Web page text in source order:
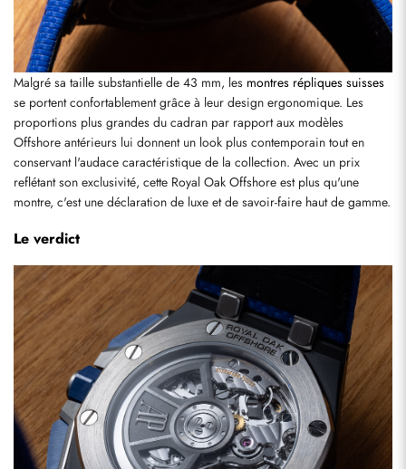
Malgré sa taille substantielle de 43 mm, les montres répliques suisses
se portent confortablement grâce à leur design ergonomique. Les
proportions plus grandes du cadran par rapport aux modèles
Offshore antérieurs lui donnent un look plus contemporain tout en
conservant l'audace caractéristique de la collection. Avec un prix
reflétant son exclusivité, cette Royal Oak Offshore est plus qu'une
montre, c'est une déclaration de luxe et de savoir-faire haut de gamme.
Le verdict
Envoyer